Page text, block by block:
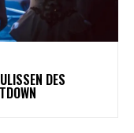
DES